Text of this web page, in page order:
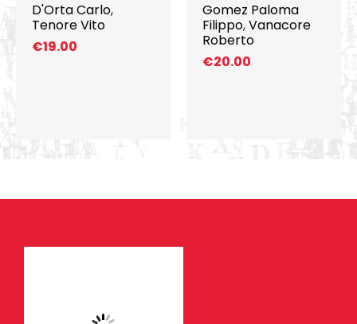
D'Orta Carlo,
Tenore Vito
€19.00
Gomez Paloma
Filippo,Vanacore
Roberto
€20.00